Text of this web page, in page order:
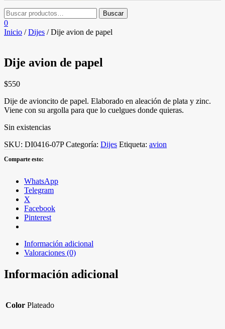
0
Inicio /Dijes / Dije avion de papel
Dije avion de papel
$550
Dije de avioncito de papel. Elaborado en aleación de plata y zinc.
Viene con su argolla para que lo cuelgues donde quieras.
Sin existencias
SKU: DI0416-07P Categoría: Dijes Etiqueta: avion
Comparte esto:
WhatsApp
Telegram
X
Facebook
Pinterest
Información adicional
Valoraciones (0)
Información adicional
Color Plateado